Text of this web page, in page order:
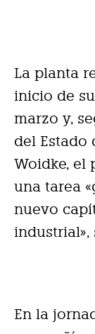
La planta
inicio de
marzo y,
del Estado
Woidke, el
una tarea
nuevo
industrial»,
En la